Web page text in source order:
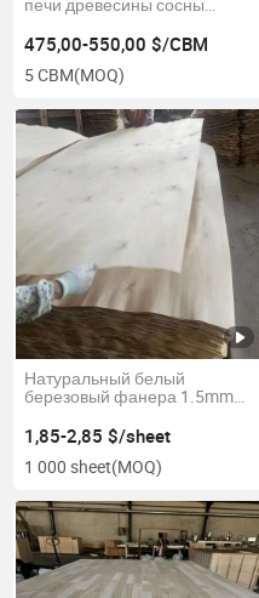
печи древесины сосны
сосны высшего сорта для
производства мебели
475,00-550,00 $/CBM
5 CBM(MOQ)
Натуральный белый
березовый фанера 1.5mm
LVL
1,85-2,85 $/sheet
1 000 sheet(MOQ)